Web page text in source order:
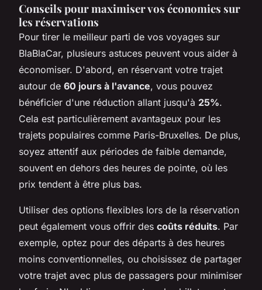
Conseils pour maximiser vos économies sur
les réservations
Pour tirer le meilleur parti de vos voyages sur
BlaBlaCar, plusieurs astuces peuvent vous aider à
économiser. D'abord, en réservant votre trajet
autour de 60 jours à l'avance, vous pouvez
bénéficier d'une réduction allant jusqu'à 25%.
Cela est particulièrement avantageux pour les
trajets populaires comme Paris-Bruxelles. De plus,
soyez attentif aux périodes de faible demande,
souvent en dehors des heures de pointe, où les
prix tendent à être plus bas.
Utiliser des options flexibles lors de la réservation
peut également vous offrir des coûts réduits. Par
exemple, optez pour des départs à des heures
moins conventionnelles, ou choisissez de partager
votre trajet avec plus de passagers pour minimiser